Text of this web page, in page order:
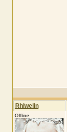
Rhiwelin
Offline